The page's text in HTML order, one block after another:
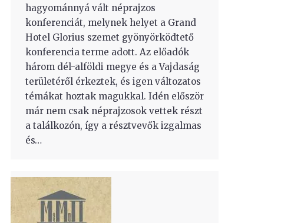
hagyománnyá vált néprajzos
konferenciát, melynek helyet a Grand
Hotel Glorius szemet gyönyörködtető
konferencia terme adott. Az előadók
három dél-alföldi megye és a Vajdaság
területéről érkeztek, és igen változatos
témákat hoztak magukkal. Idén először
már nem csak néprajzosok vettek részt
a találkozón, így a résztvevők izgalmas
és…